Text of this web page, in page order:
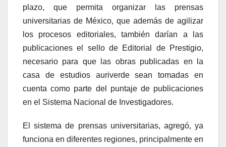
plazo, que permita organizar las prensas
universitarias de México, que además de agilizar
los procesos editoriales, también darían a las
publicaciones el sello de Editorial de Prestigio,
necesario para que las obras publicadas en la
casa de estudios auriverde sean tomadas en
cuenta como parte del puntaje de publicaciones
en el Sistema Nacional de Investigadores.
El sistema de prensas universitarias, agregó, ya
funciona en diferentes regiones, principalmente en